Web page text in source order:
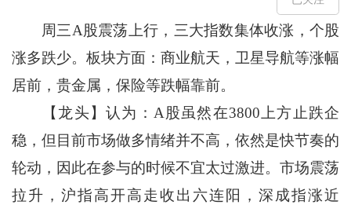
周三A股震荡上行，三大指数集体收涨，个股
涨多跌少。板块方面：商业航天，卫星导航等涨幅
居前，贵金属，保险等跌幅靠前。
【龙头】认为：A股虽然在3800上方止跌企
稳，但目前市场做多情绪并不高，依然是快节奏的
轮动，因此在参与的时候不宜太过激进。市场震荡
拉升，沪指高开高走收出六连阳，深成指涨近